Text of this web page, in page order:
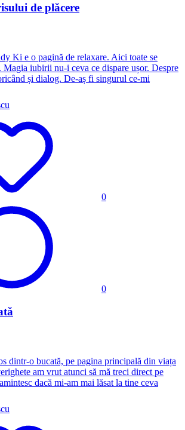
de plăcere
Ki e o pagină de relaxare. Aici toate se
Magia iubirii nu-i ceva ce dispare ușor. Despre
și dialog. De-aș fi singurul ce-mi
0
0
dintr-o bucată, pe pagina principală din viața
am vrut atunci să mă treci direct pe
dacă mi-am mai lăsat la tine ceva